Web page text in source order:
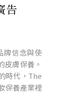
告
牌信念與使
皮膚保養。
時代，The
保養產業裡